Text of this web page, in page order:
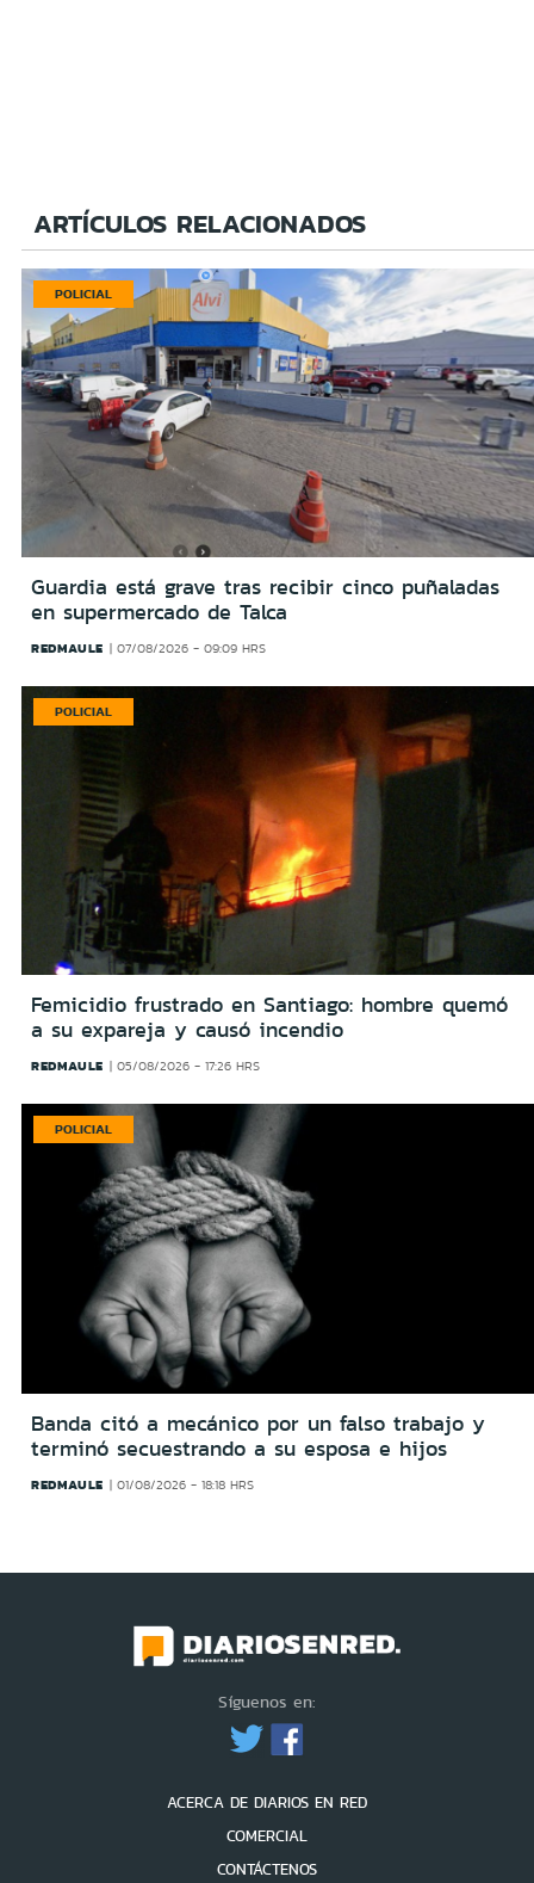
ARTÍCULOS RELACIONADOS
POLICIAL
Guardia está grave tras recibir cinco puñaladas
en supermercado de Talca
REDMAULE 07/08/2026 - 09:09 HRS
POLICIAL
Femicidio frustrado en Santiago: hombre quemó
a su expareja y causó incendio
REDMAULE 05/08/2026 - 17:26 HRS
POLICIAL
Banda citó a mecánico por un falso trabajo y
terminó secuestrando a su esposa e hijos
REDMAULE 01/08/2026 - 18:18 HRS
Síguenos en:
ACERCA DE DIARIOS EN RED
COMERCIAL
CONTÁCTENOS